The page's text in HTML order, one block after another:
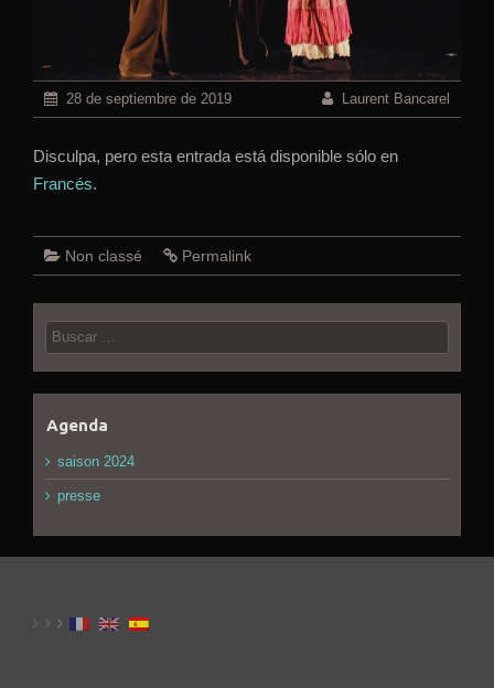
28 de septiembre de 2019 Laurent Bancarel
Disculpa, pero esta entrada está disponible sólo en
Francés.
Non classé Permalink
Buscar:
Agenda
saison 2024
presse